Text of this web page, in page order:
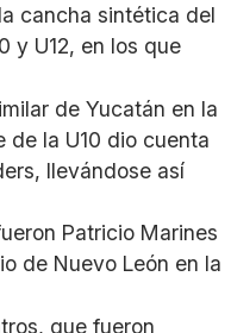
cancha sintética del
y U12, en los que
de Yucatán en la
de la U10 dio cuenta
llevándose así
Patricio Marines
de Nuevo León en la
que fueron